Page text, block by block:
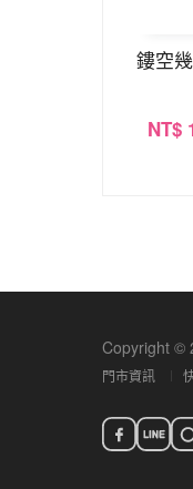
鏤空
NT$
Copyright ©
門市資訊